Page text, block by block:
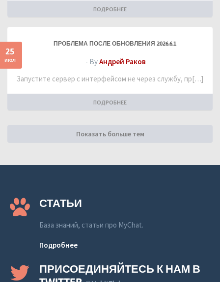
ПОДРОБНЕЕ
25
июл
ПРОБЛЕМА ПОСЛЕ ОБНОВЛЕНИЯ 2026.6.1
- ByАндрей Раков
Запустите сервер с интерфейсом не через службу, пр[…]
ПОДРОБНЕЕ
Показать больше тем
СТАТЬИ
База знаний, статьи про MyChat.
Подробнее
ПРИСОЕДИНЯЙТЕСЬ К НАМ В